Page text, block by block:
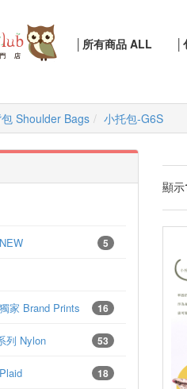
│所有商品 ALL
Shoulder Bags 小托包-G6S
5
16
家 Brand Prints
53
列 Nylon
18
顯示